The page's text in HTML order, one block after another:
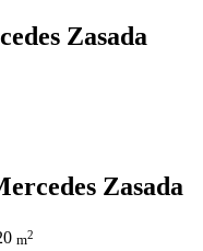
Zasada
Zasada
m2